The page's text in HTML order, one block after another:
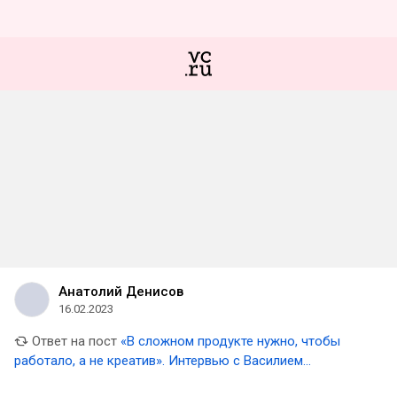
Анатолий Денисов
16.02.2023
Ответ на пост «В сложном продукте нужно, чтобы
работало, а не креатив». Интервью с Василием